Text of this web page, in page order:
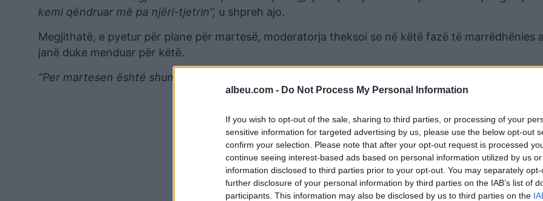
albeu.com - Do Not Process My Personal Information
If you wish to opt-out of the sale, sharing to third parties, or processing of your
sensitive information for targeted advertising by us, please use the below opt-out
confirm your selection. Please note that after your opt-out request is processed
continue seeing interest-based ads based on personal information utilized by us
information disclosed to third parties prior to your opt-out. You may separately
further disclosure of your personal information by third parties on the IAB’s list of
participants. This information may also be disclosed by us to third parties on the
kemi qëndruar më pa njëri-tjetrin”, u shpreh ajo.
Megjithatë, e pyetur për plane për martesë, moderatorja theksoi se në këtë fazë të marrëdhënies
janë duke menduar për këtë.
“Per martesen është shumë herët për të folur, me rëndësi është se ka shumë dashni”